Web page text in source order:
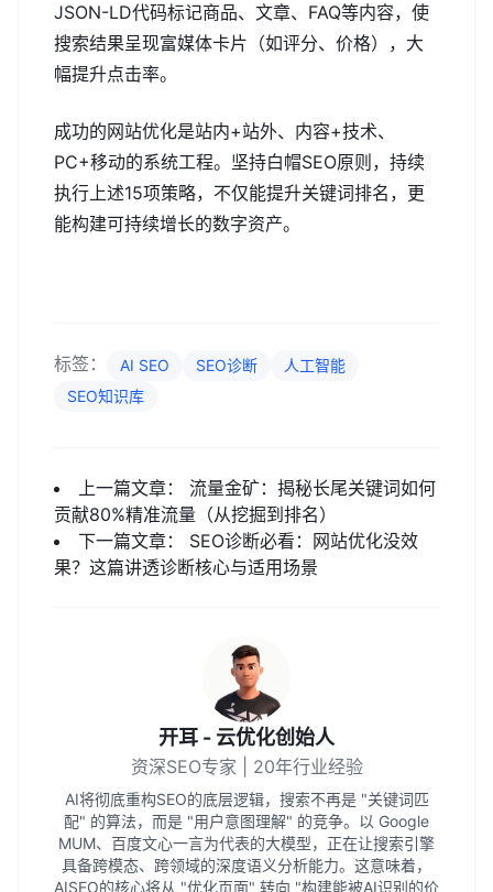
JSON-LD代码标记商品、文章、FAQ等内容，使
搜索结果呈现富媒体卡片（如评分、价格），大
幅提升点击率。
成功的网站优化是站内+站外、内容+技术、
PC+移动的系统工程。坚持白帽SEO原则，持续
执行上述15项策略，不仅能提升关键词排名，更
能构建可持续增长的数字资产。
标签： AI SEO SEO诊断
人工智能
SEO知识库
上一篇文章： 流量金矿：揭秘长尾关键词如何
贡献80%精准流量（从挖掘到排名）
下一篇文章： SEO诊断必看：网站优化没效
果？这篇讲透诊断核心与适用场景
开耳 - 云优化创始人
资深SEO专家 | 20年行业经验
AI将彻底重构SEO的底层逻辑，搜索不再是 "关键词匹
配" 的算法，而是 "用户意图理解" 的竞争。以 Google
MUM、百度文心一言为代表的大模型，正在让搜索引擎
具备跨模态、跨领域的深度语义分析能力。这意味着，
AISEO的核心将从 "优化页面" 转向 "构建能被AI识别的价